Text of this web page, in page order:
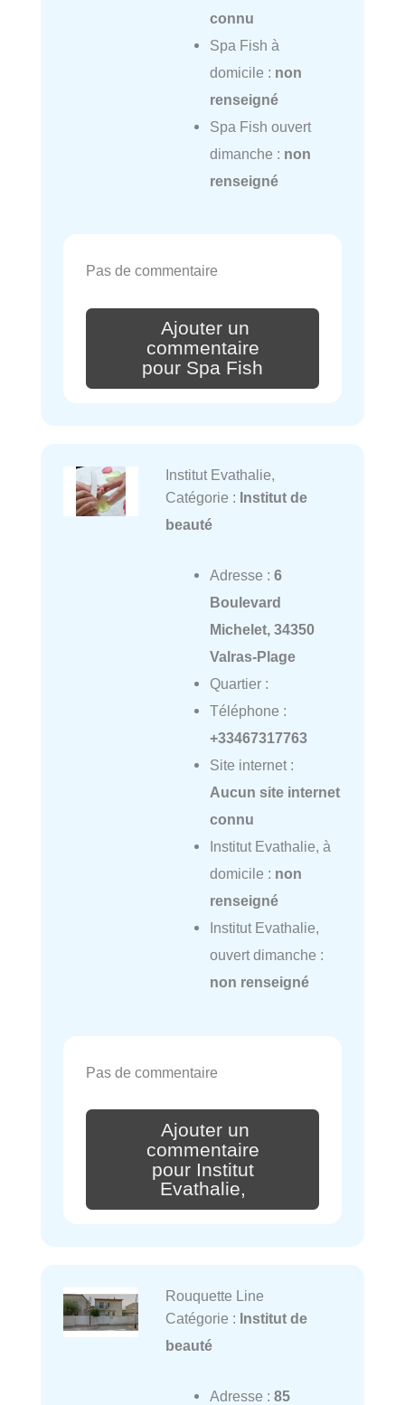
connu
Spa Fish à
domicile : non
renseigné
Spa Fish ouvert
dimanche : non
renseigné
Pas de commentaire
Ajouter un
commentaire
pour Spa Fish
Institut Evathalie,
Catégorie : Institut de
beauté
Adresse : 6
Boulevard
Michelet, 34350
Valras-Plage
Quartier :
Téléphone :
+33467317763
Site internet :
Aucun site internet
connu
Institut Evathalie, à
domicile : non
renseigné
Institut Evathalie,
ouvert dimanche :
non renseigné
Pas de commentaire
Ajouter un
commentaire
pour Institut
Evathalie,
Rouquette Line
Catégorie : Institut de
beauté
Adresse : 85